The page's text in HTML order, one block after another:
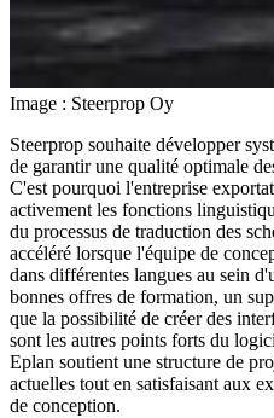
Image : Steerprop Oy
Steerprop souhaite développer
de garantir une qualité optimale
C'est pourquoi l'entreprise
activement les fonctions
du processus de traduction des
accéléré lorsque l'équipe de
dans différentes langues au sein
bonnes offres de formation, un
que la possibilité de créer des
sont les autres points forts du
Eplan soutient une structure de
actuelles tout en satisfaisant aux
de conception.